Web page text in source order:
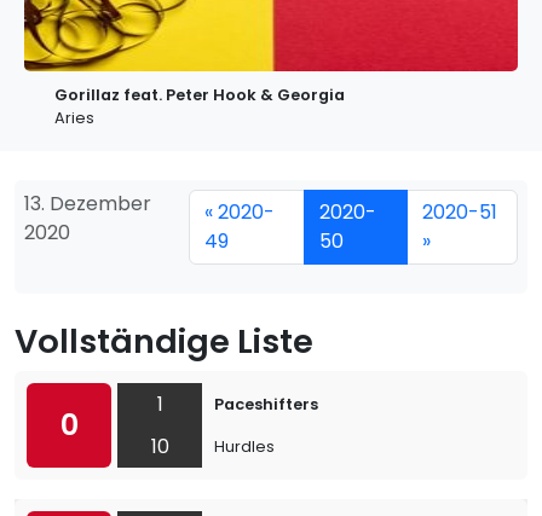
Gorillaz feat. Peter Hook & Georgia
Aries
13. Dezember
2020
« 2020-
49
2020-
50
2020-51
»
Vollständige Liste
0
1
10
Paceshifters
Hurdles